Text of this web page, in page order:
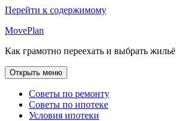
Перейти к содержимому
MovePlan
Как грамотно переехать и выбрать жильё
Открыть меню
Советы по ремонту
Советы по ипотеке
Условия ипотеки